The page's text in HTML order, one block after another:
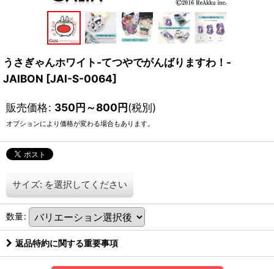
うさぎゃんホワイト-てつやでがんばりますわ！-
JAIBON [JAI-S-0064]
販売価格: 350円～800円(税別)
オプションにより価格が変わる場合もあります。
サイズ: を選択してください
数量:
返品特約に関する重要事項